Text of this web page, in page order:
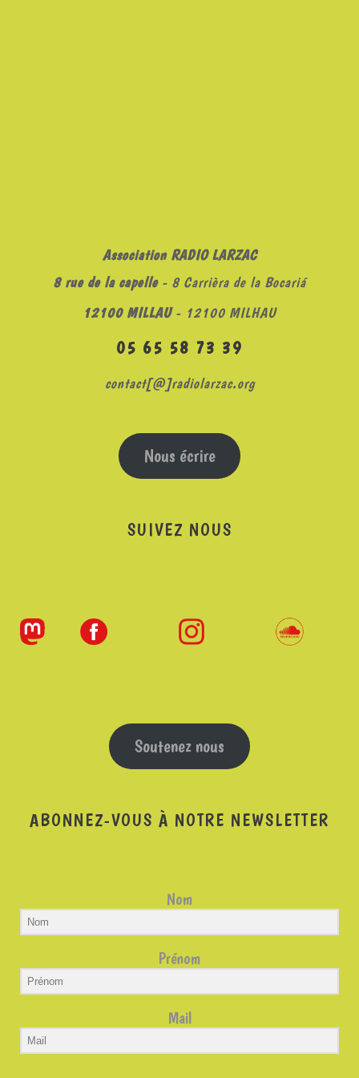
Association RADIO LARZAC
8 rue de la capelle- 8 Carrièra de la Bocariá
12100 MILLAU- 12100 MILHAU
05 65 58 73 39
contact[@]radiolarzac.org
Nous écrire
SUIVEZ NOUS
Soutenez nous
ABONNEZ-VOUS À NOTRE NEWSLETTER
Nom
Prénom
Mail